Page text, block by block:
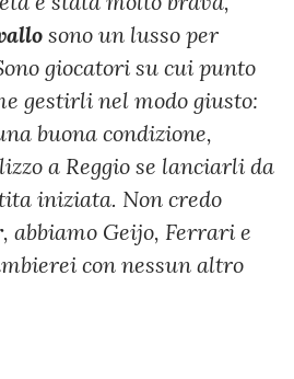
sono un lusso per
giocatori su cui punto
gestirli nel modo giusto:
buona condizione,
a Reggio se lanciarli da
iniziata. Non credo
, abbiamo Geijo, Ferrari e
con nessun altro